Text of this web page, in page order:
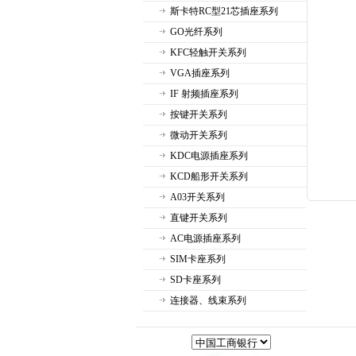
斯卡特RC型21芯插座系列
GO光纤系列
KFC轻触开关系列
VGA插座系列
IF 射频插座系列
按键开关系列
微动开关系列
KDC电源插座系列
KCD船形开关系列
A03开关系列
直键开关系列
AC电源插座系列
SIM卡座系列
SD卡座系列
连接器、线束系列